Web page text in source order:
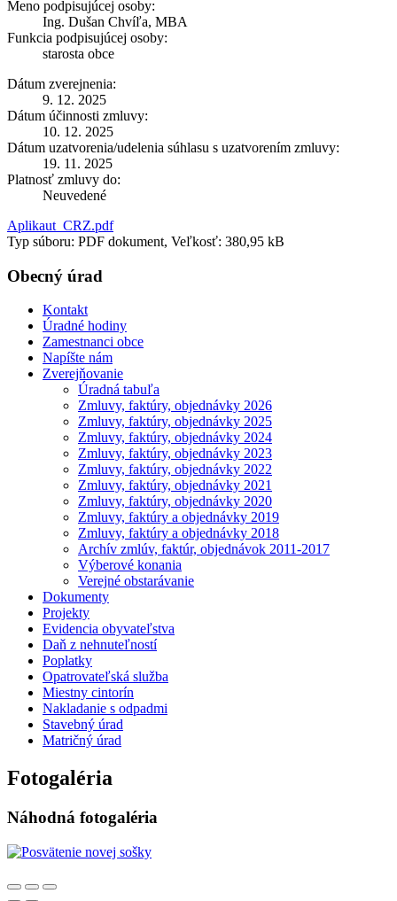
Meno podpisujúcej osoby:
Ing. Dušan Chvíľa, MBA
Funkcia podpisujúcej osoby:
starosta obce
Dátum zverejnenia:
9. 12. 2025
Dátum účinnosti zmluvy:
10. 12. 2025
Dátum uzatvorenia/udelenia súhlasu s uzatvorením zmluvy:
19. 11. 2025
Platnosť zmluvy do:
Neuvedené
Aplikaut_CRZ.pdf
Typ súboru: PDF dokument, Veľkosť: 380,95 kB
Obecný úrad
Kontakt
Úradné hodiny
Zamestnanci obce
Napíšte nám
Zverejňovanie
Úradná tabuľa
Zmluvy, faktúry, objednávky 2026
Zmluvy, faktúry, objednávky 2025
Zmluvy, faktúry, objednávky 2024
Zmluvy, faktúry, objednávky 2023
Zmluvy, faktúry, objednávky 2022
Zmluvy, faktúry, objednávky 2021
Zmluvy, faktúry, objednávky 2020
Zmluvy, faktúry a objednávky 2019
Zmluvy, faktúry a objednávky 2018
Archív zmlúv, faktúr, objednávok 2011-2017
Výberové konania
Verejné obstarávanie
Dokumenty
Projekty
Evidencia obyvateľstva
Daň z nehnuteľností
Poplatky
Opatrovateľská služba
Miestny cintorín
Nakladanie s odpadmi
Stavebný úrad
Matričný úrad
Fotogaléria
Náhodná fotogaléria